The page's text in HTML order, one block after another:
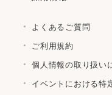
よくあるご質問
ご利用規約
個人情報の取り扱い
イベントにおける特